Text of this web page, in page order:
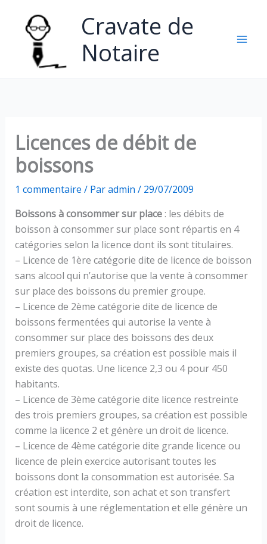
contenu
Cravate de
Notaire
Licences de débit de
boissons
1 commentaire / Paradmin / 29/07/2009
Boissons à consommer sur place: les débits de
boisson à consommer sur place sont répartis en 4
catégories selon la licence dont ils sont titulaires.
– Licence de 1ère catégorie dite de licence de boisson
sans alcool qui n’autorise que la vente à consommer
sur place des boissons du premier groupe.
– Licence de 2ème catégorie dite de licence de
boissons fermentées qui autorise la vente à
consommer sur place des boissons des deux
premiers groupes, sa création est possible mais il
existe des quotas. Une licence 2,3 ou 4 pour 450
habitants.
– Licence de 3ème catégorie dite licence restreinte
des trois premiers groupes, sa création est possible
comme la licence 2 et génère un droit de licence.
– Licence de 4ème catégorie dite grande licence ou
licence de plein exercice autorisant toutes les
boissons dont la consommation est autorisée. Sa
création est interdite, son achat et son transfert
sont soumis à une réglementation et elle génère un
droit de licence.